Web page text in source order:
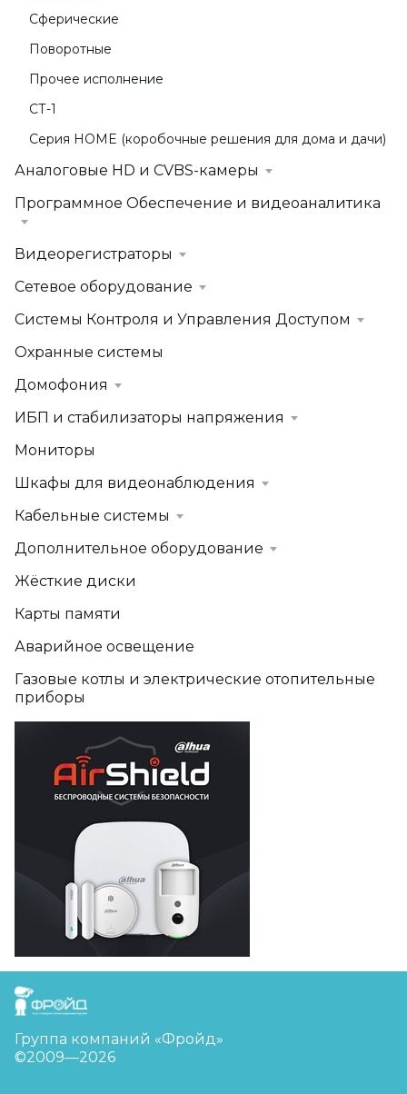
Сферические
Поворотные
Прочее исполнение
СТ-1
Серия HOME (коробочные решения для дома и дачи)
Аналоговые HD и CVBS-камеры
Программное Обеспечение и видеоаналитика
Видеорегистраторы
Сетевое оборудование
Системы Контроля и Управления Доступом
Охранные системы
Домофония
ИБП и стабилизаторы напряжения
Мониторы
Шкафы для видеонаблюдения
Кабельные системы
Дополнительное оборудование
Жёсткие диски
Карты памяти
Аварийное освещение
Газовые котлы и электрические отопительные
приборы
FreudGroup
Группа компаний «Фройд»
©2009—2026